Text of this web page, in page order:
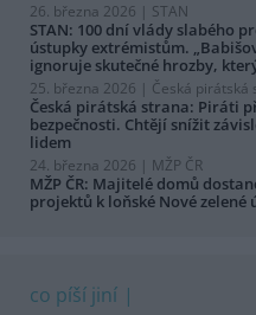
26. března 2026 | STAN
STAN: 100 dní vlády slabého
ústupky extrémistům.
ignoruje skutečné hrozby,
25. března 2026 | Česká pirátská
Česká pirátská strana: Piráti
bezpečnosti. Chtějí snížit
lidem
24. března 2026 | MŽP ČR
MŽP ČR: Majitelé domů
projektů k loňské Nové zelené
co píší jiní